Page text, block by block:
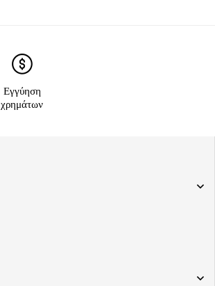
Εγγύηση
χρημάτων